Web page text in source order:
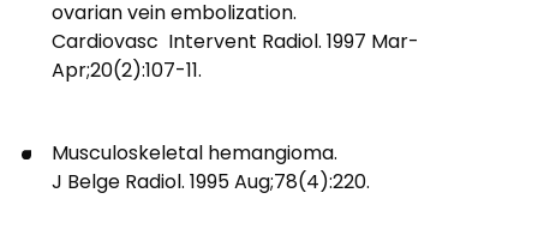
ovarian vein embolization.
Cardiovasc Intervent Radiol. 1997 Mar-
Apr;20(2):107-11.
Musculoskeletal hemangioma.
J Belge Radiol. 1995 Aug;78(4):220.